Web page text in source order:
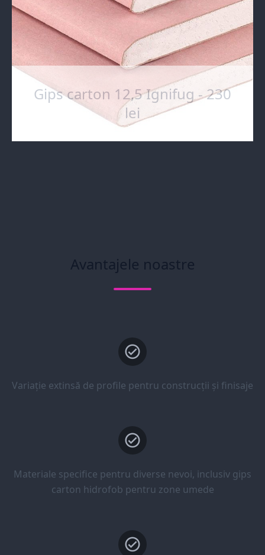
Gips carton 12,5 Ignifug - 230
lei
Avantajele noastre
Variație extinsă de profile pentru construcții și finisaje
Materiale specifice pentru diverse nevoi, inclusiv gips
carton hidrofob pentru zone umede